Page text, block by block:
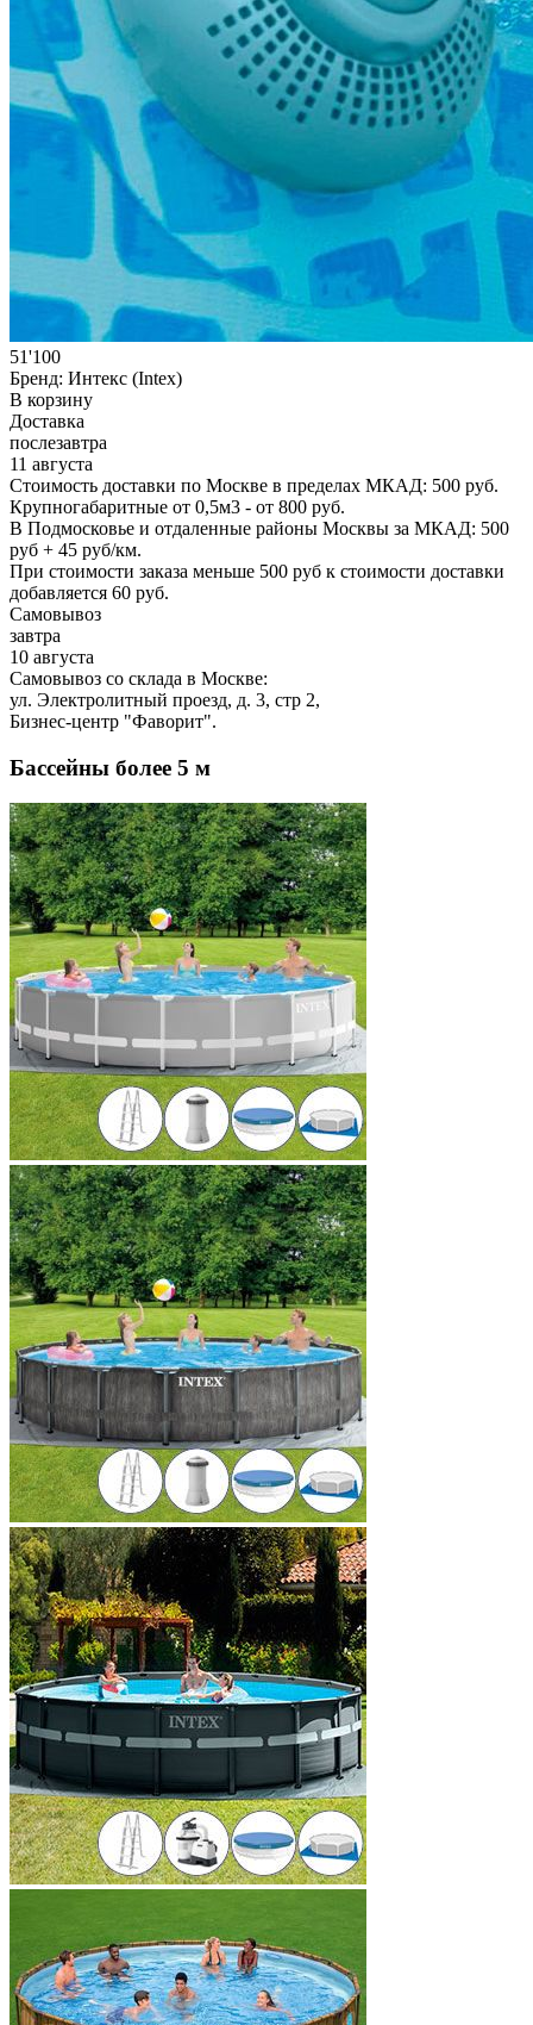
51'100
Бренд: Интекс (Intex)
В корзину
Доставка
послезавтра
11 августа
Стоимость доставки по Москве в пределах МКАД: 500 руб.
Крупногабаритные от 0,5м3 - от 800 руб.
В Подмосковье и отдаленные районы Москвы за МКАД: 500
руб + 45 руб/км.
При стоимости заказа меньше 500 руб к стоимости доставки
добавляется 60 руб.
Самовывоз
завтра
10 августа
Самовывоз со склада в Москве:
ул. Электролитный проезд, д. 3, стр 2,
Бизнес-центр "Фаворит".
Бассейны более 5 м